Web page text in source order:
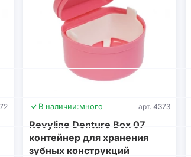
В наличии:много арт. 4373
Revyline Denture Box 07
контейнер для хранения
зубных конструкций